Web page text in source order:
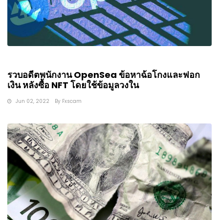
รวบอดีตพนักงาน OpenSea ข้อหาฉ้อโกงและฟอก
เงิน หลังซื้อ NFT โดยใช้ข้อมูลวงใน
Jun 02, 2022 By Fxscam